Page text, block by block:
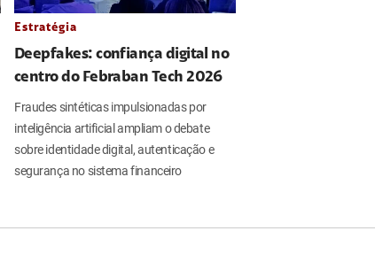
Estratégia
Deepfakes: confiança digital no
centro do Febraban Tech 2026
Fraudes sintéticas impulsionadas por
inteligência artificial ampliam o debate
sobre identidade digital, autenticação e
segurança no sistema financeiro